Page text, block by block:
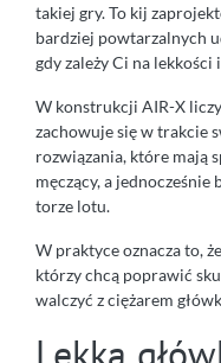
takiej gry. To kij
bardziej powtarzalnych
gdy zależy Ci na
W konstrukcji AIR-X
zachowuje się w trakcie
rozwiązania, które mają
męczący, a jednocześnie
torze lotu.
W praktyce oznacza to,
którzy chcą poprawić
walczyć z ciężarem